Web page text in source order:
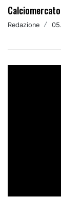
Redazione /